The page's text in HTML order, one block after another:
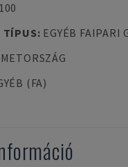
TÍPUS: EGYÉB FAIPARI
(FA)